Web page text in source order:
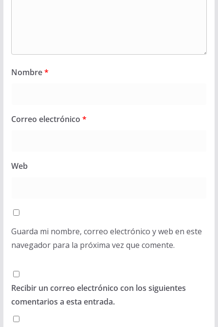
Nombre*
Correo electrónico *
Web
Guarda mi nombre, correo electrónico y web en este
navegador para la próxima vez que comente.
Recibir un correo electrónico con los siguientes
comentarios a esta entrada.